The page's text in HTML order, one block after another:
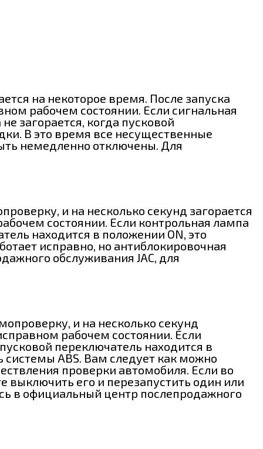
на некоторое время. После запуска
рабочем состоянии. Если сигнальная
загорается, когда пусковой
В это время все несущественные
немедленно отключены. Для
и на несколько секунд загорается
состоянии. Если контрольная лампа
находится в положении ON, это
исправно, но антиблокировочная
обслуживания JAC, для
и на несколько секунд
рабочем состоянии. Если
переключатель находится в
системы ABS. Вам следует как можно
проверки автомобиля. Если во
его и перезапустить один или
в официальный центр послепродажного